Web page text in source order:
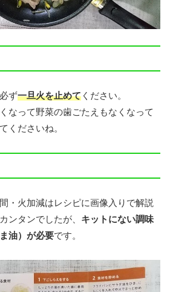
ず一旦火を止めて ください。
なって野菜の歯ごたえもなくなって
くださいね。
・火加減はレシピに画像入りで解説
ンタンでしたが、 キットにない調味
油）が必要です。